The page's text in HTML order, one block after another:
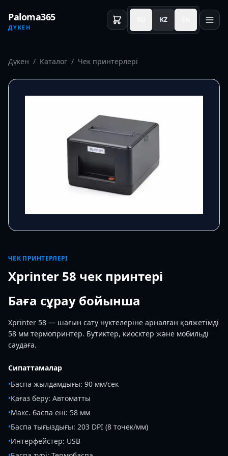
Paloma365
ДҮКЕН
KZ
Дүкен / Каталог / Чек принтерлері
ЧЕК ПРИНТЕРЛЕРІ
Xprinter 58 чек принтері
Баға сұрау бойынша
Xprinter 58 — шағын сату нүктелеріне арналған қолжетімді
58 мм термопринтер. Бутиктер, киосктер және мобильді
саудаға.
Сипаттамалар
•Баспа жылдамдығы: 90 мм/сек
•Қағаз беру: Автоматты
•Макс. баспа ені: 58 мм
•Баспа тығыздығы: 203 DPI (8 точек/мм)
•Интерфейстер: USB